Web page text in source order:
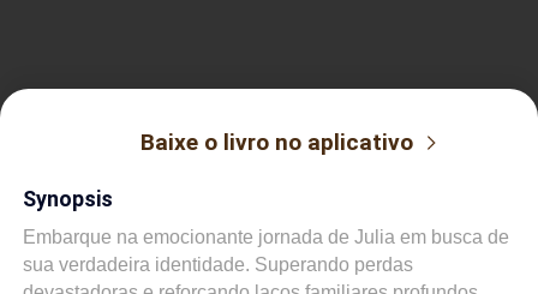
Baixe o livro no aplicativo
Synopsis
Embarque na emocionante jornada de Julia em busca de
sua verdadeira identidade. Superando perdas